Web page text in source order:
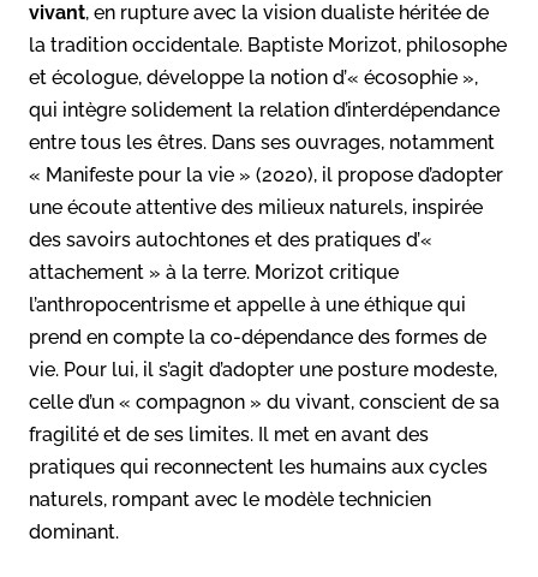
vivant, en rupture avec la vision dualiste héritée de
la tradition occidentale. Baptiste Morizot, philosophe
et écologue, développe la notion d’« écosophie »,
qui intègre solidement la relation d’interdépendance
entre tous les êtres. Dans ses ouvrages, notamment
« Manifeste pour la vie » (2020), il propose d’adopter
une écoute attentive des milieux naturels, inspirée
des savoirs autochtones et des pratiques d’«
attachement » à la terre. Morizot critique
l’anthropocentrisme et appelle à une éthique qui
prend en compte la co-dépendance des formes de
vie. Pour lui, il s’agit d’adopter une posture modeste,
celle d’un « compagnon » du vivant, conscient de sa
fragilité et de ses limites. Il met en avant des
pratiques qui reconnectent les humains aux cycles
naturels, rompant avec le modèle technicien
dominant.